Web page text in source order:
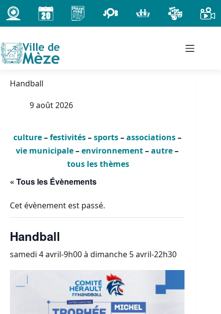
Passer
au
contenu
Handball
9 août 2026
culture–festivités–sports–associations–
vie municipale–environnement–autre–
tous les thèmes
« Tous les Évènements
Cet évènement est passé.
Handball
samedi 4 avril-9h00à dimanche 5 avril-22h30